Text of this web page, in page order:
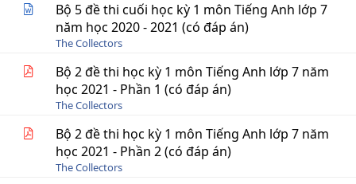
Bộ 5 đề thi cuối học kỳ 1 môn Tiếng Anh lớp 7
năm học 2020 - 2021 (có đáp án)
The Collectors
Bộ 2 đề thi học kỳ 1 môn Tiếng Anh lớp 7 năm
học 2021 - Phần 1 (có đáp án)
The Collectors
Bộ 2 đề thi học kỳ 1 môn Tiếng Anh lớp 7 năm
học 2021 - Phần 2 (có đáp án)
The Collectors